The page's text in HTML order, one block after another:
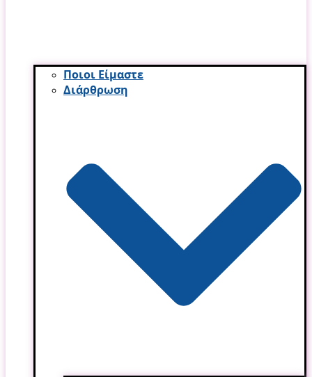
Ποιοι Είμαστε
Διάρθρωση